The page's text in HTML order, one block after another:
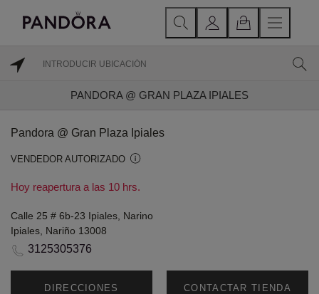
PANDORA @ GRAN PLAZA IPIALES
Pandora @ Gran Plaza Ipiales
VENDEDOR AUTORIZADO
Hoy reapertura a las 10 hrs.
Calle 25 # 6b-23 Ipiales, Narino
Ipiales, Nariño 13008
3125305376
DIRECCIONES CONTACTAR TIENDA